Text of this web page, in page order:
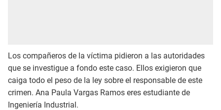
Los compañeros de la víctima pidieron a las autoridades
que se investigue a fondo este caso. Ellos exigieron que
caiga todo el peso de la ley sobre el responsable de este
crimen. Ana Paula Vargas Ramos eres estudiante de
Ingeniería Industrial.